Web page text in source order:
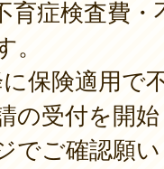
育症検査費・
保険適用で
の受付を開
でご確認願